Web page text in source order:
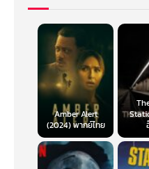
สู่แอนตาร์กติกา จะมีการสร้างพันธมิ
ครั้ง แต่ทุกสิ่งเปลี่ยนแปลงไปเมื่อดอ
เบโล เพอร์รีจาก Black-ish) เป็นเ
หลังจากภารกิจมากมายและการฝ่า
ดีเซล) และครอบครัวของเขา ก็สาม
หน้าศัตรูทุกคนที่อยู่บนเส้นทางของพ
ปล่อยตัวอย่างหนังแรกของ Fast X
ยาวเกือบ 4 นาทีเลยทีเดียว เพราะ
แล้ว โดยเนื้อหาที่เปิดเผยออกมานั้น
จากในหนัง Fast Five และนั่นเป็นเห
ตัวเพื่อสะสางแค้นที่ยังค้างคาอยู่กั
Amber Alert
(2024) พากย์ไทย